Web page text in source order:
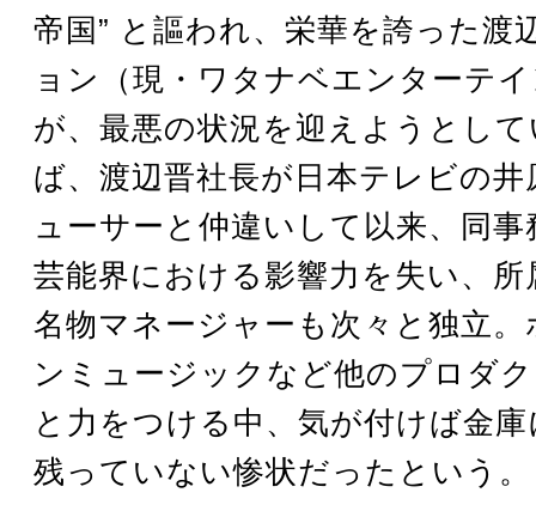
帝国” と謳われ、栄華を誇った渡
ョン（現・ワタナベエンターテ
が、最悪の状況を迎えようとし
ば、渡辺晋社長が日本テレビの
ューサーと仲違いして以来、同
芸能界における影響力を失い、
名物マネージャーも次々と独立
ンミュージックなど他のプロダ
と力をつける中、気が付けば金
残っていない惨状だったという。